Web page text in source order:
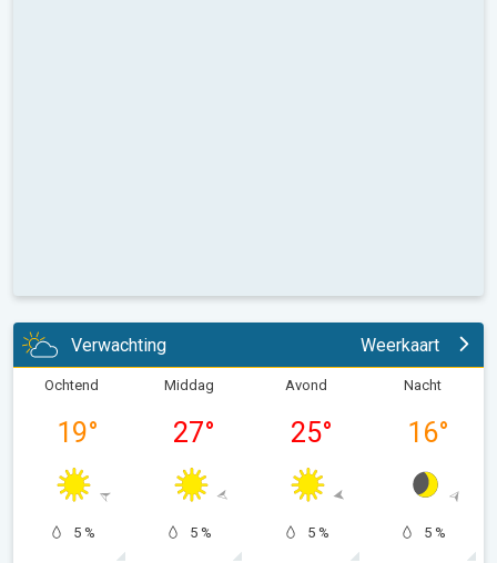
Verwachting Weerkaart
Ochtend
19°
5 %
Middag
27°
5 %
Avond
25°
5 %
Nacht
16°
5 %